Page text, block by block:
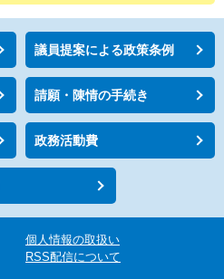
議員提案による政策条例
請願・陳情の手続き
政務活動費
個人情報の取扱い
RSS配信について